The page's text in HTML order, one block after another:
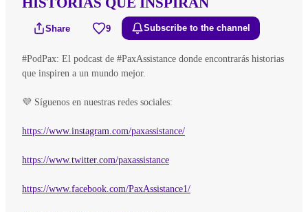
Share 9 Subscribe to the channel
#PodPax: El podcast de #PaxAssistance donde encontrarás historias
que inspiren a un mundo mejor.
💜 Síguenos en nuestras redes sociales:
https://www.instagram.com/paxassistance/
https://www.twitter.com/paxassistance
https://www.facebook.com/PaxAssistance1/